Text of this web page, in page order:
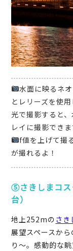
水面に映るネ
とレリーズを使
光で撮影すると
レイに撮影できま
f値を上げて撮
が撮れるよ！
⑤さきしまコス
台）
地上252mの さ
展望スペースか
り～。感動的な